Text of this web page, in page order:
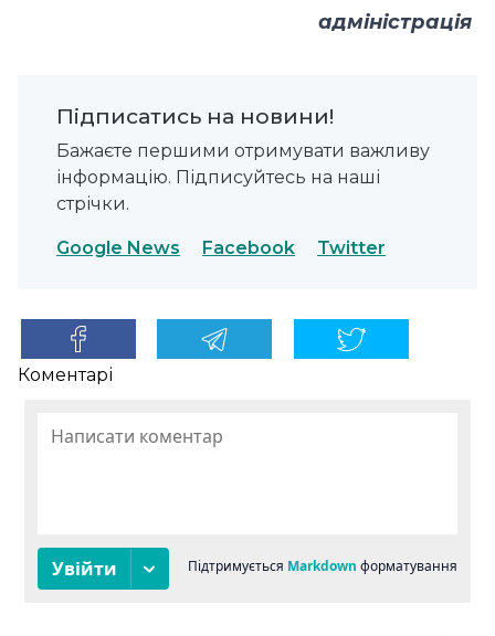
адміністрація
Підписатись на новини!
Бажаєте першими отримувати важливу
інформацію. Підписуйтесь на наші
стрічки.
Google News Facebook Twitter
Коментарі